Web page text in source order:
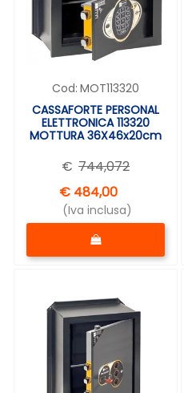
Cod: MOT113320
CASSAFORTE PERSONAL
ELETTRONICA 113320
MOTTURA 36X46x20cm
€ 744,072
€ 484,00
(Iva inclusa)
Quantità